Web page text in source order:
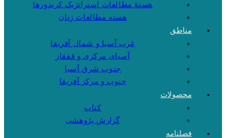
هستهٔ مطالعات استراتژیک کریدورها
هسته مطالعات زنان
مناطق
غرب آسیا و شمال آفریقا
آسیای مرکزی و قفقاز
جنوب شرق آسیا
جنوب و مرکز آفریقا
محصولات
کتاب
گزارش پژوهشی
فصلنامه